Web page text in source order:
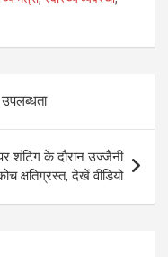
शंटिंग के दौरान उज्जैनी
क्षतिग्रस्त, देखें वीडियो